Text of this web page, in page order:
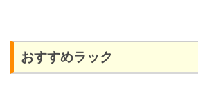
おすすめラック